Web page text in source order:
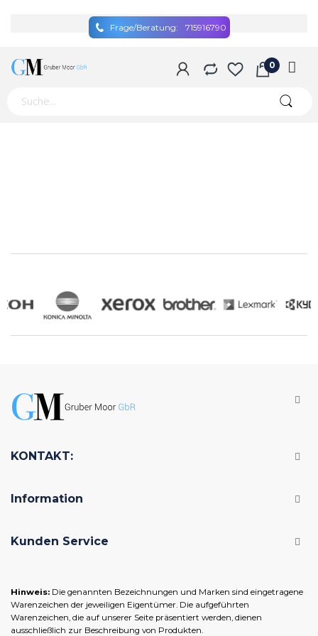
Frage/Beratung: 715916790
KONTAKT:
Information
Kunden Service
Hinweis: Die genannten Bezeichnungen und Marken sind eingetragene
Warenzeichen der jeweiligen Eigentümer. Die aufgeführten
Warenzeichen, die auf unserer Seite präsentiert werden, dienen
ausschließlich zur Beschreibung von Produkten.